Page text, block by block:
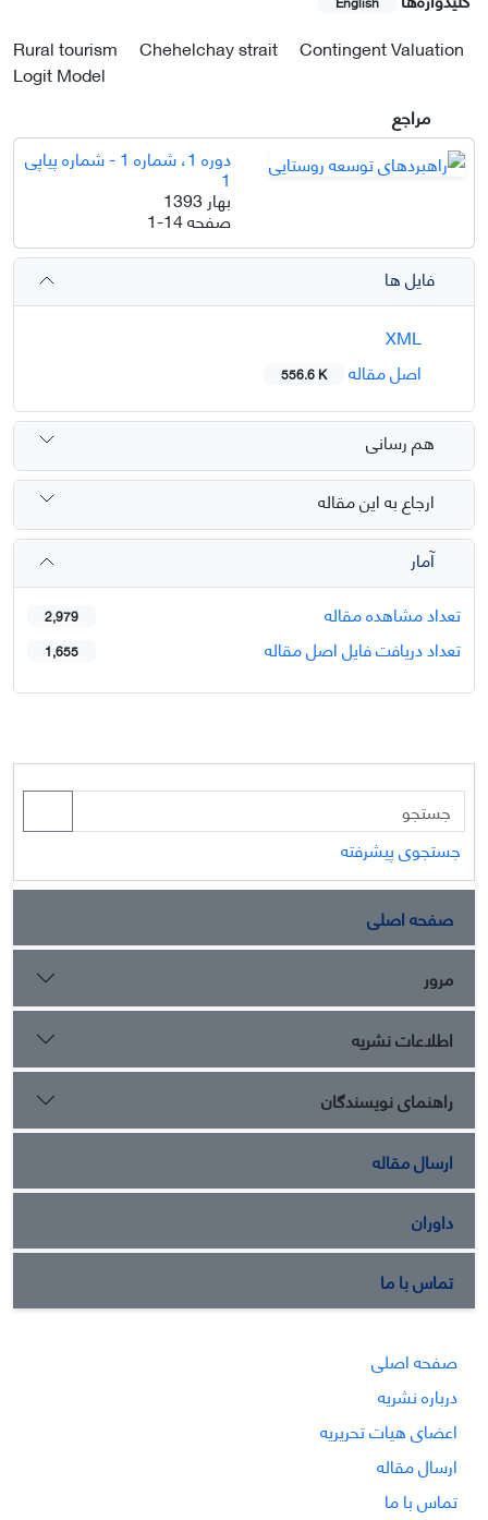
Rural tourism Chehelchay strait
Contingent Valuation
Logit Model
مراجع
دوره 1، شماره 1 - شماره پیاپی
1
بهار 1393
صفحه1-14
فایل ها
اصل مقاله
556.6 K
هم رسانی
ارجاع به این مقاله
آمار
تعداد مشاهده مقاله
2,979
تعداد دریافت فایل اصل مقاله 1,655
جستجوی پیشرفته
صفحه اصلی
مرور
اطلاعات نشریه
راهنمای نویسندگان
ارسال مقاله
داوران
تماس با ما
صفحه اصلی
درباره نشریه
اعضای هیات تحریریه
ارسال مقاله
تماس با ما